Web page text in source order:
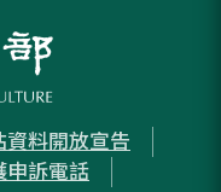
資料開放宣告
申訴電話